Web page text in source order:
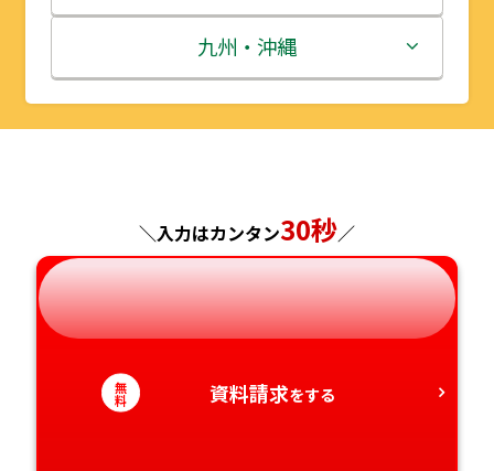
秋田県
山形県
埼玉県
千葉県
神奈川県
石川県
福井県
長野県
岐阜県
静岡県
愛知県
滋賀県
京都府
兵庫県
奈良県
鳥取県
島根県
広島県
山口県
香川県
九州・沖縄
福岡県
長崎県
熊本県
宮崎県
＼入力はカンタン30秒／
無
料 資料請求をする